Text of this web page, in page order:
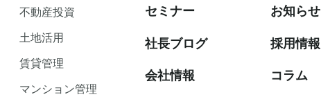
不動産投資
⼟地活⽤
賃貸管理
マンション管理
セミナー
社⻑ブログ
会社情報
お知らせ
採⽤情報
コラム